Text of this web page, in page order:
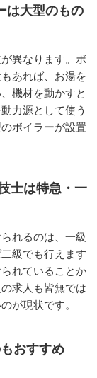
は大型のもの
異なります。ボ
あれば、お湯を
機材を動かすと
力源として使う
ボイラーが設置
士は特急・一
れるのは、一級
級でも行えます
れていることか
求人も皆無では
が現状です。
おすすめ